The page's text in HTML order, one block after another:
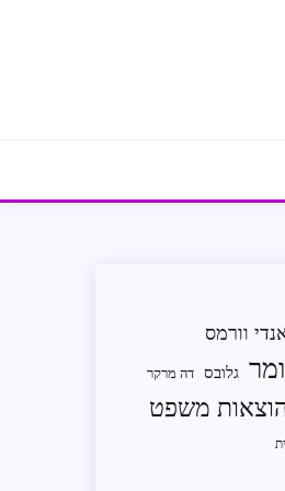
וורמס
גלובס דה מרקר
משפט